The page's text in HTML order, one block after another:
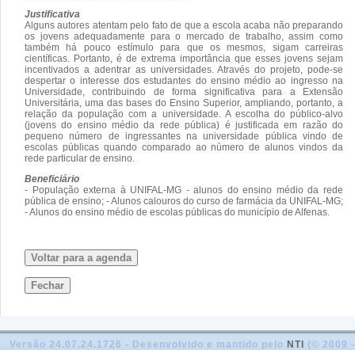
Justificativa
Alguns autores atentam pelo fato de que a escola acaba não preparando
os jovens adequadamente para o mercado de trabalho, assim como
também há pouco estímulo para que os mesmos, sigam carreiras
científicas. Portanto, é de extrema importância que esses jovens sejam
incentivados a adentrar as universidades. Através do projeto, pode-se
despertar o interesse dos estudantes do ensino médio ao ingresso na
Universidade, contribuindo de forma significativa para a Extensão
Universitária, uma das bases do Ensino Superior, ampliando, portanto, a
relação da população com a universidade. A escolha do público-alvo
(jovens do ensino médio da rede pública) é justificada em razão do
pequeno número de ingressantes na universidade pública vindo de
escolas públicas quando comparado ao número de alunos vindos da
rede particular de ensino.
Beneficiário
- População externa à UNIFAL-MG - alunos do ensino médio da rede
pública de ensino; - Alunos calouros do curso de farmácia da UNIFAL-MG;
- Alunos do ensino médio de escolas públicas do município de Alfenas.
Voltar para a agenda
Fechar
Versão 24.07.24.1726 - Desenvolvido e mantido pelo NTI (© 2009 -